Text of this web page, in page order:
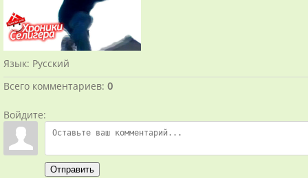
Язык: Русский
Всего комментариев: 0
Войдите:
Отправить